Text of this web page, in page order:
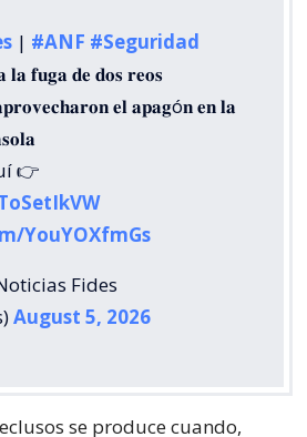
| #ANF #Seguridad
𝐥𝐚 𝐟𝐮𝐠𝐚 𝐝𝐞 𝐝𝐨𝐬 𝐫𝐞𝐨𝐬
𝐞𝐥 𝐚𝐩𝐚𝐠ó𝐧 𝐞𝐧 𝐥𝐚
👉
YouYOXfmGs
Fides
August 5, 2026
se produce cuando,